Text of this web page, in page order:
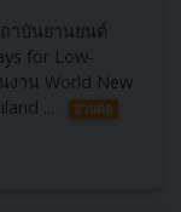
าบันยานยนต์
for Low-
งาน World New
...
อ่านต่อ